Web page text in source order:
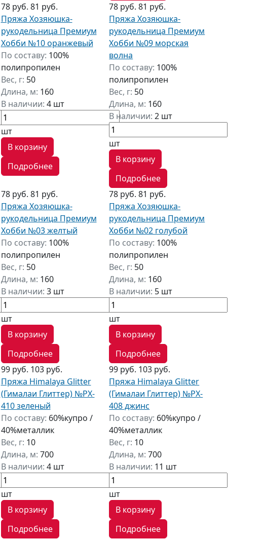
78 руб. 81 руб.
Пряжа Хозяюшка-
рукодельница Премиум
Хобби №10 оранжевый
По составу: 100%
полипропилен
Вес, г: 50
Длина, м: 160
В наличии: 4 шт
шт
В корзину
Подробнее
78 руб.81 руб.
Пряжа Хозяюшка-
рукодельница Премиум
Хобби №09 морская
волна
По составу: 100%
полипропилен
Вес, г: 50
Длина, м: 160
В наличии:2 шт
шт
В корзину
Подробнее
78 руб. 81 руб.
Пряжа Хозяюшка-
рукодельница Премиум
Хобби №03 желтый
По составу: 100%
полипропилен
Вес, г: 50
Длина, м: 160
В наличии: 3 шт
шт
В корзину
Подробнее
78 руб.81 руб.
Пряжа Хозяюшка-
рукодельница Премиум
Хобби №02 голубой
По составу: 100%
полипропилен
Вес, г: 50
Длина, м: 160
В наличии: 5 шт
шт
В корзину
Подробнее
99 руб. 103 руб.
Пряжа Himalaya Glitter
(Гималаи Глиттер) №PX-
410 зеленый
По составу: 60%купро /
40%металлик
Вес, г: 10
Длина, м: 700
В наличии: 4 шт
шт
В корзину
Подробнее
99 руб. 103 руб.
Пряжа Himalaya Glitter
(Гималаи Глиттер) №PX-
408 джинс
По составу: 60%купро /
40%металлик
Вес, г: 10
Длина, м:700
В наличии: 11 шт
шт
В корзину
Подробнее